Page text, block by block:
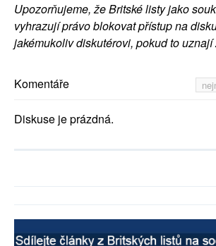
Upozorňujeme, že Britské listy jako
vyhrazují právo blokovat přístup na
jakémukoliv diskutérovi, pokud to uznají
Komentáře
Diskuse je prázdná.